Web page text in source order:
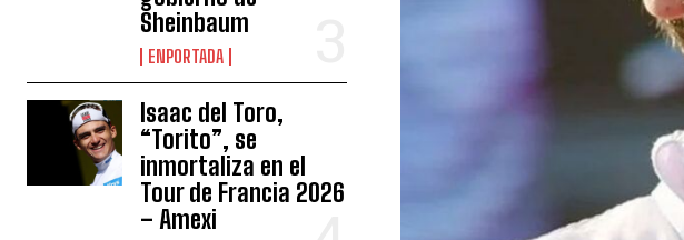
Sheinbaum
ENPORTADA
Isaac del Toro,
“Torito”, se
inmortaliza en el
Tour de Francia 2026
– Amexi